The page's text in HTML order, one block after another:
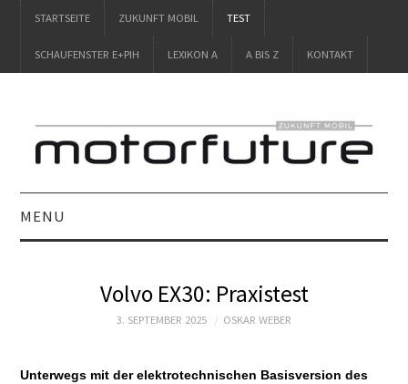
STARTSEITE ZUKUNFT MOBIL TEST
SCHAUFENSTER E+PIH LEXIKON A A BIS Z KONTAKT
MENU
ZUKUNFT MOBIL
Volvo EX30: Praxistest
3. SEPTEMBER 2025 OSKAR WEBER
Unterwegs mit der elektrotechnischen Basisversion des